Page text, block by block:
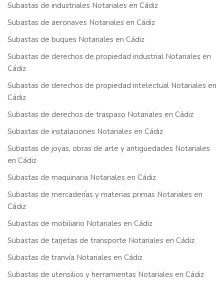
Subastas de industriales Notariales en Cádiz
Subastas de aeronaves Notariales en Cádiz
Subastas de buques Notariales en Cádiz
Subastas de derechos de propiedad industrial Notariales en
Cádiz
Subastas de derechos de propiedad intelectual Notariales en
Cádiz
Subastas de derechos de traspaso Notariales en Cádiz
Subastas de instalaciones Notariales en Cádiz
Subastas de joyas, obras de arte y antigüedades Notariales
en Cádiz
Subastas de maquinaria Notariales en Cádiz
Subastas de mercaderías y materias primas Notariales en
Cádiz
Subastas de mobiliario Notariales en Cádiz
Subastas de tarjetas de transporte Notariales en Cádiz
Subastas de tranvía Notariales en Cádiz
Subastas de utensilios y herramientas Notariales en Cádiz